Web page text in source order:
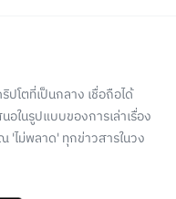
ปโตที่เป็นกลาง เชื่อถือได้
อในรูปแบบของการเล่าเรื่อง
'ไม่พลาด' ทุกข่าวสารในวง